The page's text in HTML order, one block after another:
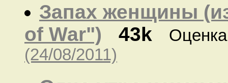
Запах женщины
of War")
43k
(24/08/2011)